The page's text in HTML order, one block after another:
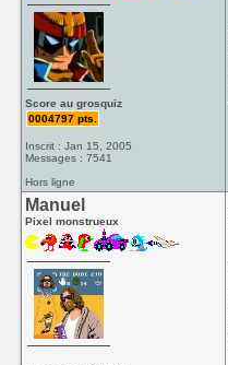
Score au grosquiz
0004797 pts.
Inscrit : Jan 15, 2005
Messages : 7541
Hors ligne
Manuel
Pixel monstrueux